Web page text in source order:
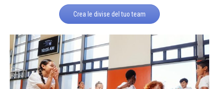
Crea le divise del tuo team